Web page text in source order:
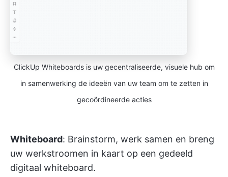
ClickUp Whiteboards is uw gecentraliseerde, visuele hub om
in samenwerking de ideeën van uw team om te zetten in
gecoördineerde acties
Whiteboard: Brainstorm, werk samen en breng
uw werkstroomen in kaart op een gedeeld
digitaal whiteboard.